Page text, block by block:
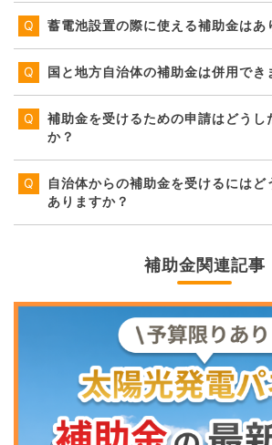
蓄電池設置の際に使える補助金はあ
国と地方自治体の補助金は併用でき
補助金を受けるための申請はどうし
か？
自治体からの補助金を受けるにはど
ありますか？
補助金関連記事